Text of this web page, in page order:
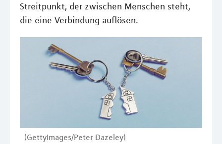
Streitpunkt, der zwischen Menschen steht,
die eine Verbindung auflösen.
(GettyImages/Peter Dazeley)